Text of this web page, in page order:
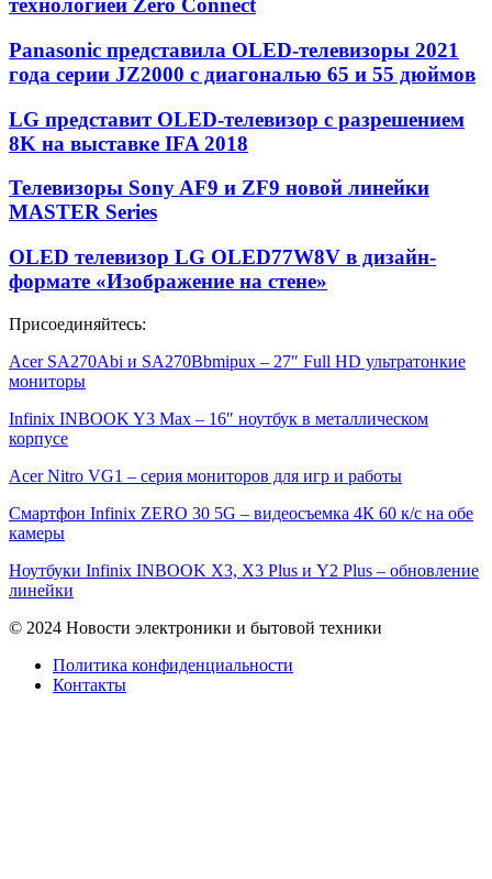
технологией Zero Connect
Panasonic представила OLED-телевизоры 2021
года серии JZ2000 с диагональю 65 и 55 дюймов
LG представит OLED-телевизор с разрешением
8K на выставке IFA 2018
Телевизоры Sony AF9 и ZF9 новой линейки
MASTER Series
OLED телевизор LG OLED77W8V в дизайн-
формате «Изображение на стене»
Присоединяйтесь:
Acer SA270Abi и SA270Bbmipux – 27″ Full HD ультратонкие
мониторы
Infinix INBOOK Y3 Max – 16″ ноутбук в металлическом
корпусе
Acer Nitro VG1 – серия мониторов для игр и работы
Смартфон Infinix ZERO 30 5G – видеосъемка 4К 60 к/с на обе
камеры
Ноутбуки Infinix INBOOK X3, X3 Plus и Y2 Plus – обновление
линейки
© 2024 Новости электроники и бытовой техники
Политика конфиденциальности
Контакты